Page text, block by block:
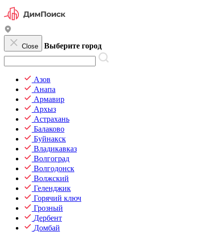
Close Выберите город
Азов
Анапа
Армавир
Архыз
Астрахань
Балаково
Буйнакск
Владикавказ
Волгоград
Волгодонск
Волжский
Геленджик
Горячий ключ
Грозный
Дербент
Домбай